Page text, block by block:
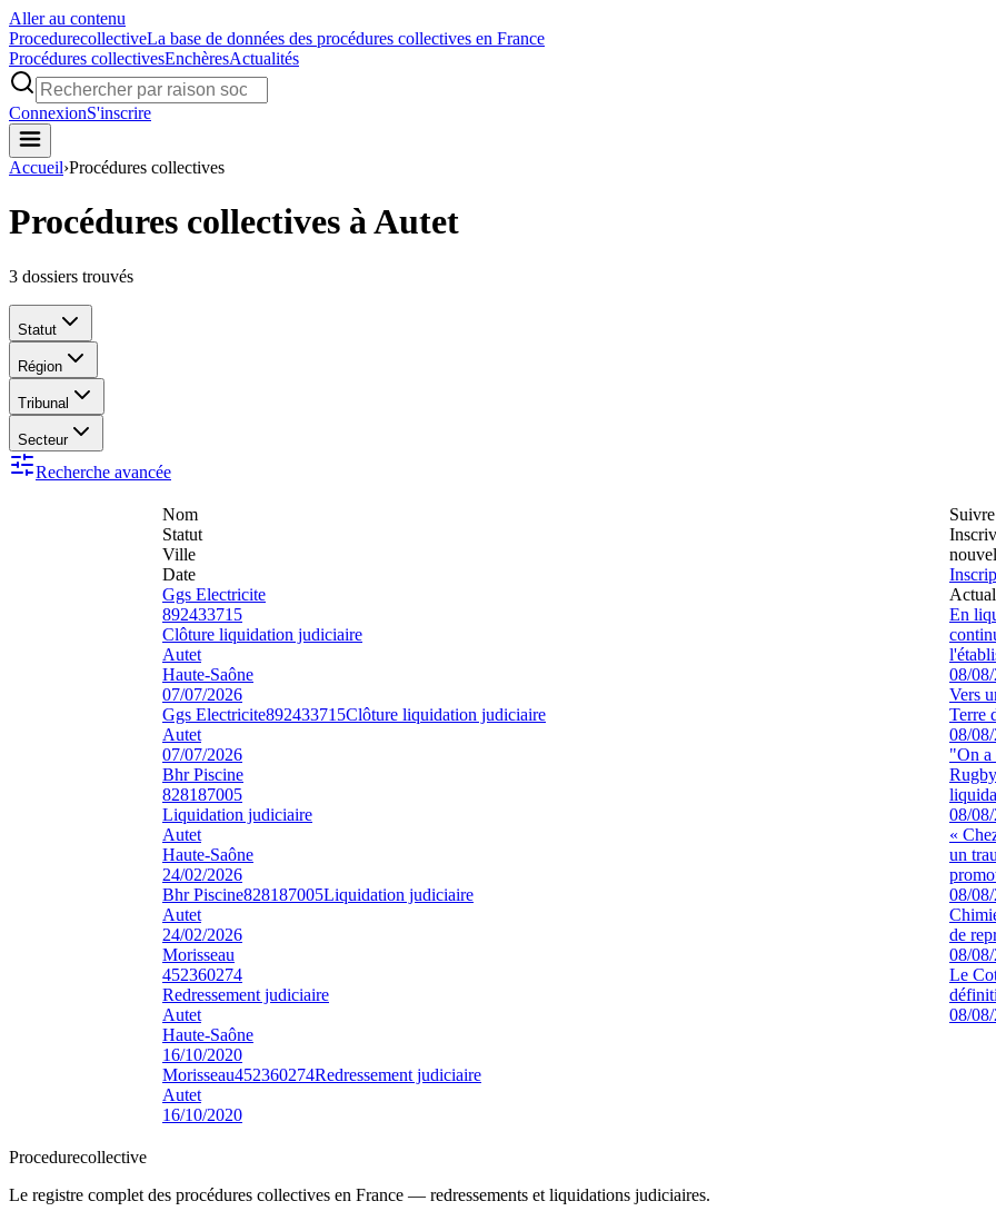
Aller au contenu
ProcedurecollectiveLa base de données des procédures collectives en France
Procédures collectivesEnchèresActualités
ConnexionS'inscrire
Accueil›Procédures collectives
Procédures collectives à Autet
3 dossiers trouvés
Statut
Région
Tribunal
Secteur
Recherche avancée
Nom
Statut
Ville
Date
Ggs Electricite
892433715
Clôture liquidation judiciaire
Autet
Haute-Saône
07/07/2026
Ggs Electricite892433715Clôture liquidation judiciaire
Autet
07/07/2026
Bhr Piscine
828187005
Liquidation judiciaire
Autet
Haute-Saône
24/02/2026
Bhr Piscine828187005Liquidation judiciaire
Autet
24/02/2026
Morisseau
452360274
Redressement judiciaire
Autet
Haute-Saône
16/10/2020
Morisseau452360274Redressement judiciaire
Autet
16/10/2020
En
08/
Vers
Terre
08/
"On a
08/
«
un
08/
de
08/
Le
08/
Procedurecollective
Le registre complet des procédures collectives en France — redressements et liquidations judiciaires.